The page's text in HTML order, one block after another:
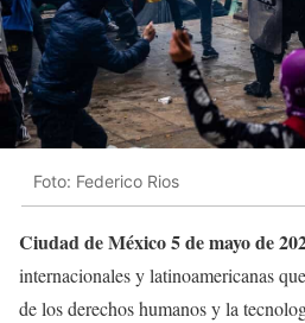
Foto: Federico Rios
Ciudad de México 5 de mayo de
internacionales y latinoamericanas
de los derechos humanos y la